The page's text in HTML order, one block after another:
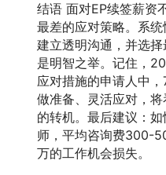
结语 面对EP续签薪资
最差的应对策略。系
建立透明沟通，并选
是明智之举。记住，
应对措施的申请人中
做准备、灵活应对，
的转机。最后建议：
师，平均咨询费300-
万的工作机会损失。